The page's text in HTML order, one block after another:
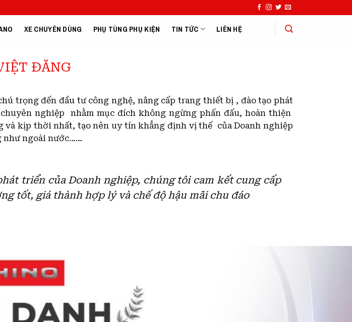
XE CHUYÊN DÙNG PHỤ TÙNG PHỤ KIỆN TIN TỨC LIÊN HỆ
ĐĂNG
trọng đến đầu tư công nghệ, nâng cấp trang thiết bị , đào tạo phát
nghiệp nhằm mục đích không ngừng phấn đấu, hoàn thiện
và kịp thời nhất, tạo nên uy tín khẳng định vị thế của Doanh nghiệp
như ngoài nước……
triển của Doanh nghiệp, chúng tôi cam kết cung cấp
tốt, giá thành hợp lý và chế độ hậu mãi chu đáo